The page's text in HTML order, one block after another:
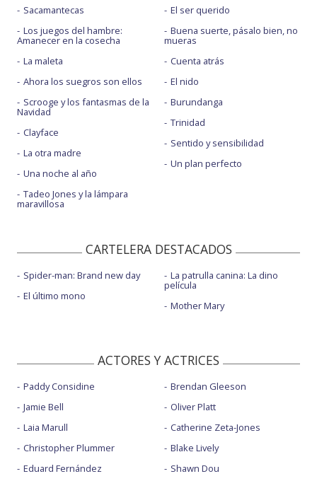
Sacamantecas
Los juegos del hambre:
Amanecer en la cosecha
La maleta
Ahora los suegros son ellos
Scrooge y los fantasmas de la
Navidad
Clayface
La otra madre
Una noche al año
Tadeo Jones y la lámpara
maravillosa
El ser querido
Buena suerte, pásalo bien, no
mueras
Cuenta atrás
El nido
Burundanga
Trinidad
Sentido y sensibilidad
Un plan perfecto
CARTELERA DESTACADOS
Spider-man: Brand new day
El último mono
La patrulla canina: La dino
película
Mother Mary
ACTORES Y ACTRICES
Paddy Considine
Jamie Bell
Laia Marull
Christopher Plummer
Eduard Fernández
Brendan Gleeson
Oliver Platt
Catherine Zeta-Jones
Blake Lively
Shawn Dou